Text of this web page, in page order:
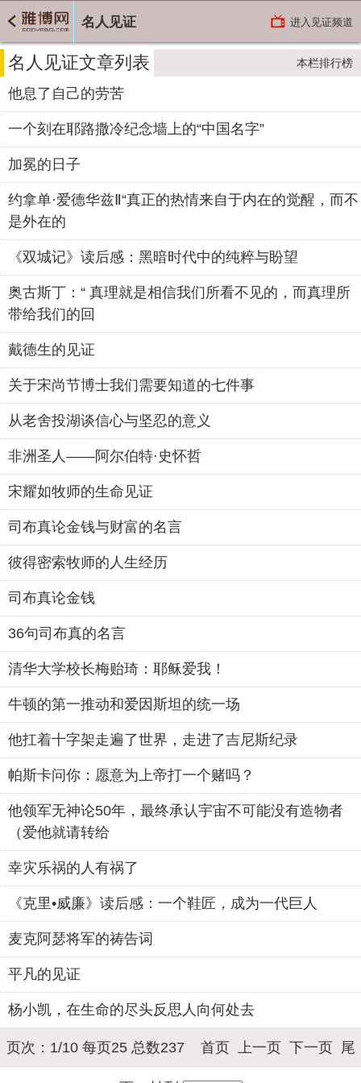
名人见证 进入见证频道
名人见证文章列表 本栏排行榜
他息了自己的劳苦
一个刻在耶路撒冷纪念墙上的“中国名字”
加冕的日子
约拿单·爱德华兹Ⅱ“真正的热情来自于内在的觉醒，而不
是外在的
《双城记》读后感：黑暗时代中的纯粹与盼望
奥古斯丁：“ 真理就是相信我们所看不见的，而真理所
带给我们的回
戴德生的见证
关于宋尚节博士我们需要知道的七件事
从老舍投湖谈信心与坚忍的意义
非洲圣人——阿尔伯特·史怀哲
宋耀如牧师的生命见证
司布真论金钱与财富的名言
彼得密索牧师的人生经历
司布真论金钱
36句司布真的名言
清华大学校长梅贻琦：耶稣爱我！
牛顿的第一推动和爱因斯坦的统一场
他扛着十字架走遍了世界，走进了吉尼斯纪录
帕斯卡问你：愿意为上帝打一个赌吗？
他领军无神论50年，最终承认宇宙不可能没有造物者
（爱他就请转给
幸灾乐祸的人有祸了
《克里•威廉》读后感：一个鞋匠，成为一代巨人
麦克阿瑟将军的祷告词
平凡的见证
杨小凯，在生命的尽头反思人向何处去
页次：1/10 每页25 总数237 首页 上一页 下一页 尾